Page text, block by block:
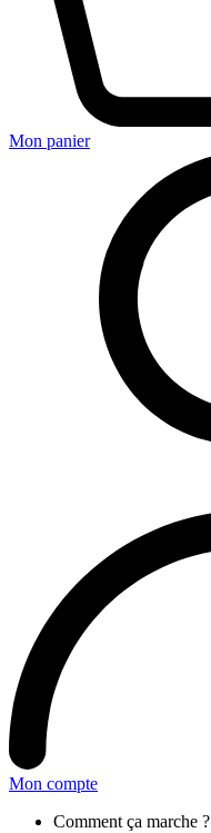
Mon panier
Mon compte
Comment ça marche ?